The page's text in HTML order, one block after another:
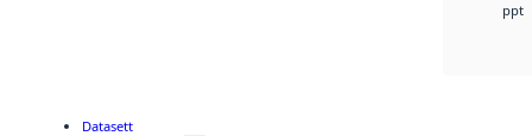
ppt
Datasett